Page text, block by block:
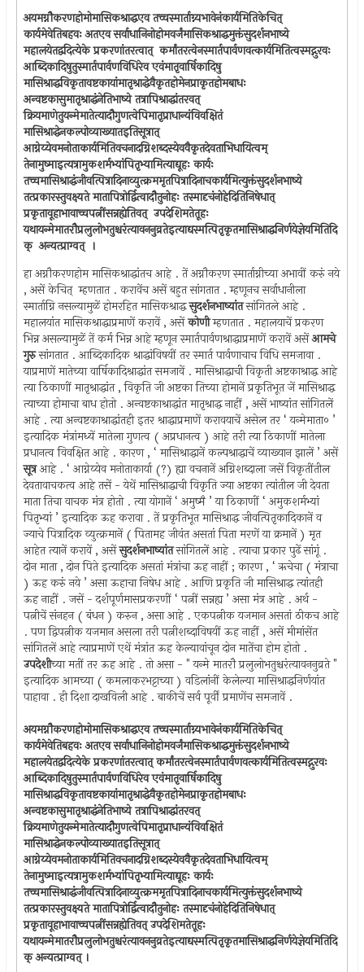
अयमग्नौकरणहोमोमासिकश्राद्धएव तच्चस्मार्ताग्न्यभावेनंकार्यमितिकेचित् ‍
कार्यमेवेतिबहवः अतएव सर्वाधानिनोहोमवर्जंमासिकश्राद्धमुक्तंसुदर्शनभाष्ये
महालयेतद्वदित्येके प्रकरणांतरत्वात् ‍ कर्मांतरत्वेनस्मार्तपार्वणवत्कार्यमितित्वस्मद्गुरवः
आब्दिकादिषुतुस्मार्तपार्वणविधिरेव एवंमातृवार्षिकादिषु
मासिश्राद्धविकृतावष्टकायांमातृश्राद्धेवैकृतहोमेनप्राकृतहोमबाधः
अन्वष्टकासुमातृश्राद्धंनेतिभाष्ये तत्रापिश्राद्धांतरवत् ‍
क्रियमाणेतुयन्मेमातेत्यादौगुणत्वेपिमातृप्राधान्यंविवक्षितं
मासिश्राद्धेनकल्पोव्याख्यातइतिसूत्रात् ‍
आग्नेय्येवमनोताकार्यमितिवचनादग्निशब्दस्येववैकृतदेवताभिधायित्वम् ‍
तेनामुष्माइत्यत्रामुकशर्मभ्यांपितृभ्यामित्याद्यूहः कार्यः
तच्चमासिश्राद्धंजीवत्पित्रादिनाव्युत्क्रममृतपित्रादिनाचकार्यमित्युक्तंसुदर्शनभाष्ये
तत्प्रकारस्तुवक्ष्यते मातापित्रोर्द्वित्वादौतुनोहः तस्मादृचंनोहेदितिनिषेधात् ‍
प्रकृतावूहाभावाच्चपत्नींसन्नह्येतिवत् ‍ उपदेशिमतेतूहः
यथायन्मेमातरौप्रलुलोभतुश्चरंत्यावननुव्रतेइत्याद्यस्मत्पितृकृतमासिश्राद्धनिर्णयेज्ञेयमितिदि
क् ‍ अन्यत्प्राग्वत् ‍ ।
हा अग्नौकरणहोम मासिकश्राद्धांतच आहे . तें अग्नौकरण स्मार्ताग्नीच्या अभावीं करुं नये
, असें केचित् ‍ म्हणतात . करावेंच असें बहुत सांगतात . म्हणूनच सर्वाधानीला
स्मार्ताग्नि नसल्यामुळें होमरहित मासिकश्राद्धसुदर्शनभाष्यांतसांगितले आहे .
महालयांत मासिकश्राद्धाप्रमाणें करावें , असेंकोणीम्हणतात . महालयाचें प्रकरण
भिन्न असल्यामुळें तें कर्म भिन्न आहे म्हणून स्मार्तपार्वणश्राद्धाप्रमाणें करावें असेंआमचे
गुरुसांगतात . आब्दिकादिक श्राद्धांविषयीं तर स्मार्त पार्वणाचाच विधि समजावा .
याप्रमाणें मातेच्या वार्षिकादिश्राद्धांत समजावें . मासिश्राद्धाची विकृती अष्टकाश्राद्ध आहे
त्या ठिकाणीं मातृश्राद्धांत , विकृति जी अष्टका तिच्या होमानें प्रकृतिभूत जें मासिश्राद्ध
त्याच्या होमाचा बाध होतो . अन्वष्टकाश्राद्धांत मातृश्राद्ध नाहीं , असें भाष्यांत सांगितलें
आहे . त्या अन्वष्टकाश्राद्धांतही इतर श्राद्धाप्रमाणें करावयाचें असेल तर ‘ यन्मेमाता० ’
इत्यादिक मंत्रांमध्यें मातेला गुणत्व ( अप्रधानत्व ) आहे तरी त्या ठिकाणीं मातेला
प्रधानत्व विवक्षित आहे . कारण , ‘ मासिश्राद्धानें कल्पश्राद्धाचें व्याख्यान झालें ’ असें
सूत्रआहे . ‘ आग्नेय्येव मनोताकार्या (?) ह्या वचनानें अग्निशब्दाला जसें विकृतींतील
देवतावाचकत्व आहे तसें - येथें मासिश्राद्धाची विकृति ज्या अष्टका त्यांतील जी देवता
माता तिचा वाचक मंत्र होतो . त्या योगानें ‘ अमुष्मै ’ या ठिकाणीं ‘ अमुकशर्मभ्यां
पितृभ्यां ’ इत्यादिक ऊह करावा . तें प्रकृतिभूत मासिश्राद्ध जीवत्पितृकादिकानें व
ज्याचे पित्रादिक व्युत्क्रमानें ( पितामह जीवंत असतां पिता मरणें या क्रमानें ) मृत
आहेत त्यानें करावें , असेंसुदर्शनभाष्यांतसांगितलें आहे . त्याचा प्रकार पुढें सांगूं .
दोन माता , दोन पिते इत्यादिक असतां मंत्रांचा ऊह नाहीं ; कारण , ‘ ऋचेचा ( मंत्राचा
) ऊह करुं नये ’ असा ऊहाचा निषेध आहे . आणि प्रकृति जी मासिश्राद्ध त्यांतही
ऊह नाहीं . जसें - दर्शपूर्णमासप्रकरणीं ‘ पत्नीं सन्नह्य ’ असा मंत्र आहे . अर्थ -
पत्नीचें संनहन ( बंधन ) करुन , असा आहे . एकपत्नीक यजमान असतां ठीकच आहे
. पण द्विपत्नीक यजमान असला तरी पत्नीशब्दाविषयीं ऊह नाहीं , असें मीमांसेंत
सांगितलें आहे त्याप्रमाणें एथें मंत्रांत ऊह केल्यावांचून दोन मातेंचा होम होतो .
उपदेशीच्या मतीं तर ऊह आहे . तो असा - " यन्मे मातरौ प्रलुलोभतुश्चरंत्यावननुव्रते "
इत्यादिक आमच्या ( कमलाकरभट्टाच्या ) वडिलांनीं केलेल्या मासिश्राद्धनिर्णयांत
पाहावा . ही दिशा दाखविली आहे . बाकीचें सर्व पूर्वीं प्रमाणेंच समजावें .
अयमग्नौकरणहोमोमासिकश्राद्धएव तच्चस्मार्ताग्न्यभावेनंकार्यमितिकेचित्
कार्यमेवेतिबहवः अतएव सर्वाधानिनोहोमवर्जंमासिकश्राद्धमुक्तंसुदर्शनभाष्ये
महालयेतद्वदित्येके प्रकरणांतरत्वात् कर्मांतरत्वेनस्मार्तपार्वणवत्कार्यमितित्वस्मद्गुरवः
आब्दिकादिषुतुस्मार्तपार्वणविधिरेव एवंमातृवार्षिकादिषु
मासिश्राद्धविकृतावष्टकायांमातृश्राद्धेवैकृतहोमेनप्राकृतहोमबाधः
अन्वष्टकासुमातृश्राद्धंनेतिभाष्ये तत्रापिश्राद्धांतरवत्
क्रियमाणेतुयन्मेमातेत्यादौगुणत्वेपिमातृप्राधान्यंविवक्षितं
मासिश्राद्धेनकल्पोव्याख्यातइतिसूत्रात्
आग्नेय्येवमनोताकार्यमितिवचनादग्निशब्दस्येववैकृतदेवताभिधायित्वम्
तेनामुष्माइत्यत्रामुकशर्मभ्यांपितृभ्यामित्याद्यूहः कार्यः
तच्चमासिश्राद्धंजीवत्पित्रादिनाव्युत्क्रममृतपित्रादिनाचकार्यमित्युक्तंसुदर्शनभाष्ये
तत्प्रकारस्तुवक्ष्यते मातापित्रोर्द्वित्वादौतुनोहः तस्मादृचंनोहेदितिनिषेधात्
प्रकृतावूहाभावाच्चपत्नींसन्नह्येतिवत् उपदेशिमतेतूहः
यथायन्मेमातरौप्रलुलोभतुश्चरंत्यावननुव्रतेइत्याद्यस्मत्पितृकृतमासिश्राद्धनिर्णयेज्ञेयमितिदि
क् अन्यत्प्राग्वत् ।